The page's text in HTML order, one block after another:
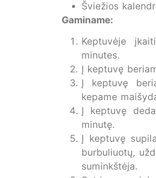
Šviežios
Gaminame:
Keptuvėje
minutes.
Į keptuvę
Į keptuvę
kepame
Į keptuvę
minutę.
Į keptuvę
burbuliuotų,
suminkštėja.